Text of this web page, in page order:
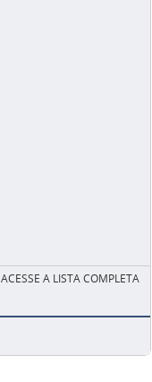
ACESSE A LISTA COMPLETA